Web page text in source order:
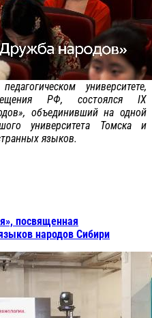
университете,
РФ, состоялся IX
объединивший на одной
университета Томска и
языков.
посвященная
народов Сибири